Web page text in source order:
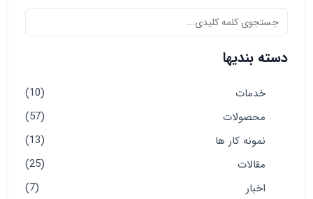
دسته بندیها
خدمات
(10)
محصولات
(57)
نمونه کار ها
(13)
مقالات
(25)
اخبار
(7)